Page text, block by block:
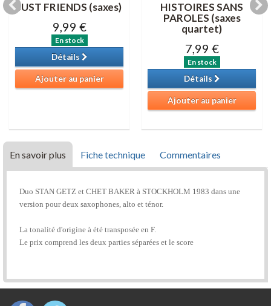
JUST FRIENDS (saxes)
9,99 €
En stock
Détails
Ajouter au panier
HISTOIRES SANS
PAROLES (saxes
quartet)
7,99 €
En stock
Détails
Ajouter au panier
En savoir plus Fiche technique Commentaires
Duo STAN GETZ et CHET BAKER à STOCKHOLM 1983 dans une
version pour deux saxophones, alto et ténor.
La tonalité d'origine à été transposée en F.
Le prix comprend les deux parties séparées et le score